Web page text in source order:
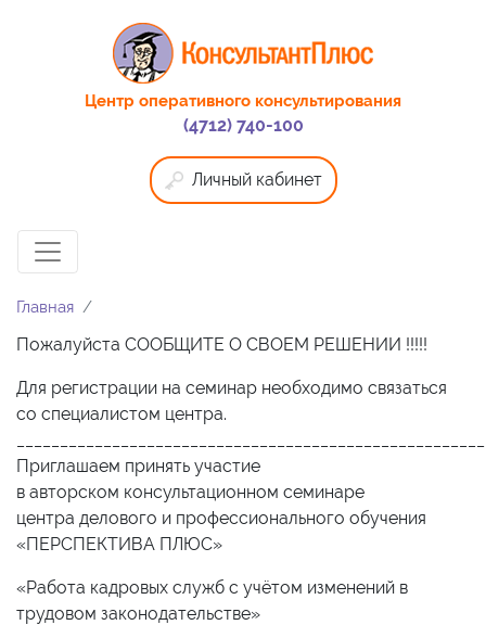
Центр оперативного консультирования
(4712) 740-100
Личный кабинет
Главная
Пожалуйста СООБЩИТЕ О СВОЕМ РЕШЕНИИ !!!!!
Для регистрации на семинар необходимо связаться
со специалистом центра.
Приглашаем принять участие
в авторском консультационном семинаре
центра делового и профессионального обучения
«ПЕРСПЕКТИВА ПЛЮС»
«Работа кадровых служб с учётом изменений в
трудовом законодательстве»